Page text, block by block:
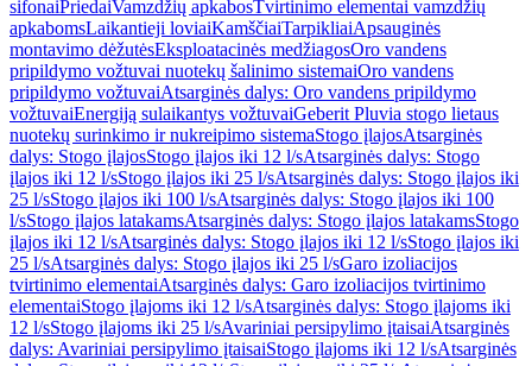
sifonaiPriedaiVamzdžių apkabosTvirtinimo elementai vamzdžių
apkabomsLaikantieji loviaiKamščiaiTarpikliaiApsauginės
montavimo dėžutėsEksploatacinės medžiagosOro vandens
pripildymo vožtuvai nuotekų šalinimo sistemaiOro vandens
pripildymo vožtuvaiAtsarginės dalys: Oro vandens pripildymo
vožtuvaiEnergiją sulaikantys vožtuvaiGeberit Pluvia stogo lietaus
nuotekų surinkimo ir nukreipimo sistemaStogo įlajosAtsarginės
dalys: Stogo įlajosStogo įlajos iki 12 l/sAtsarginės dalys: Stogo
įlajos iki 12 l/sStogo įlajos iki 25 l/sAtsarginės dalys: Stogo įlajos iki
25 l/sStogo įlajos iki 100 l/sAtsarginės dalys: Stogo įlajos iki 100
l/sStogo įlajos latakamsAtsarginės dalys: Stogo įlajos latakamsStogo
įlajos iki 12 l/sAtsarginės dalys: Stogo įlajos iki 12 l/sStogo įlajos iki
25 l/sAtsarginės dalys: Stogo įlajos iki 25 l/sGaro izoliacijos
tvirtinimo elementaiAtsarginės dalys: Garo izoliacijos tvirtinimo
elementaiStogo įlajoms iki 12 l/sAtsarginės dalys: Stogo įlajoms iki
12 l/sStogo įlajoms iki 25 l/sAvariniai persipylimo įtaisaiAtsarginės
dalys: Avariniai persipylimo įtaisaiStogo įlajoms iki 12 l/sAtsarginės